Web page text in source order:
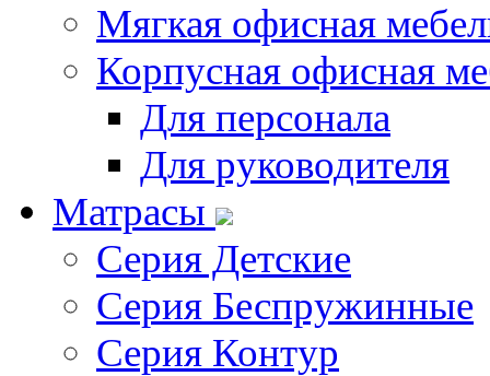
Мягкая офисная
Корпусная офисная
Для персонала
Для руководителя
Матрасы
Серия Детские
Серия Беспружинные
Серия Контур